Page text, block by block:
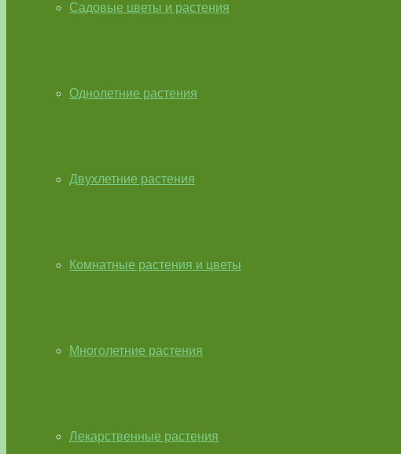
Садовые цветы и растения
Однолетние растения
Двухлетние растения
Комнатные растения и цветы
Многолетние растения
Лекарственные растения